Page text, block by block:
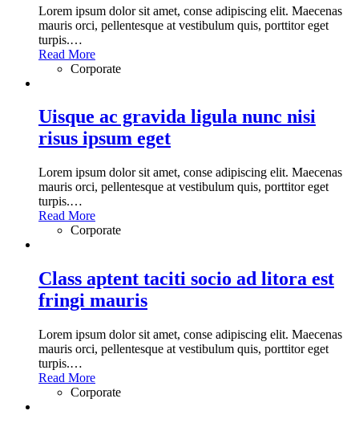
Lorem ipsum dolor sit amet, conse adipiscing elit. Maecenas
mauris orci, pellentesque at vestibulum quis, porttitor eget
turpis.…
Read More
Corporate
Uisque ac gravida ligula nunc nisi
risus ipsum eget
Lorem ipsum dolor sit amet, conse adipiscing elit. Maecenas
mauris orci, pellentesque at vestibulum quis, porttitor eget
turpis.…
Read More
Corporate
Class aptent taciti socio ad litora est
fringi mauris
Lorem ipsum dolor sit amet, conse adipiscing elit. Maecenas
mauris orci, pellentesque at vestibulum quis, porttitor eget
turpis.…
Read More
Corporate